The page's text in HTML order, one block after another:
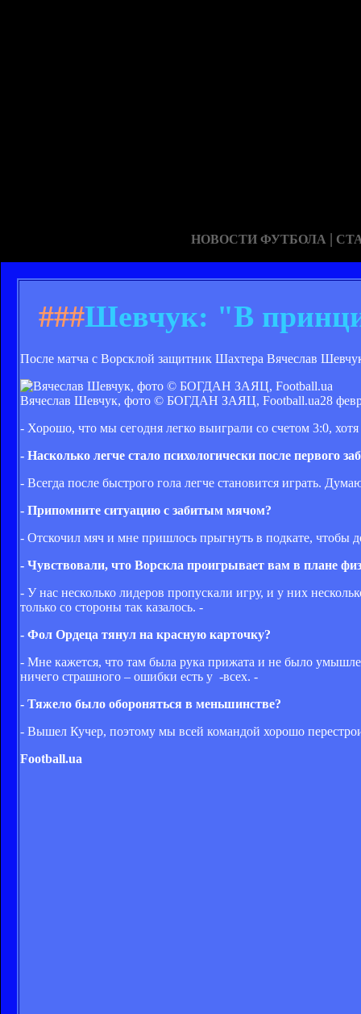
НОВОСТИ ФУТБОЛА |
###Шевчук: "В
После матча с Ворсклой защитник Шахтера Вячеслав
Вячеслав Шевчук, фото © БОГДАН ЗАЯЦ, Football.ua28
- Хорошо, что мы сегодня легко выиграли со счетом 3:0,
- Насколько легче стало психологически после первого
- Всегда после быстрого гола легче становится играть.
- Припомните ситуацию с забитым мячом?
- Отскочил мяч и мне пришлось прыгнуть в подкате, чтобы
- Чувствовали, что Ворскла проигрывает вам в плане
- У нас несколько лидеров пропускали игру, и у них
только со стороны так казалось. -
- Фол Ордеца тянул на красную карточку?
- Мне кажется, что там была рука прижата и не было
ничего страшного – ошибки есть у -всех. -
- Тяжело было обороняться в меньшинстве?
- Вышел Кучер, поэтому мы всей командой хорошо
Football.ua